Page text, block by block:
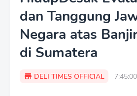
dan Tanggung
Negara atas
di Sumatera
DELI TIMES OFFICIAL